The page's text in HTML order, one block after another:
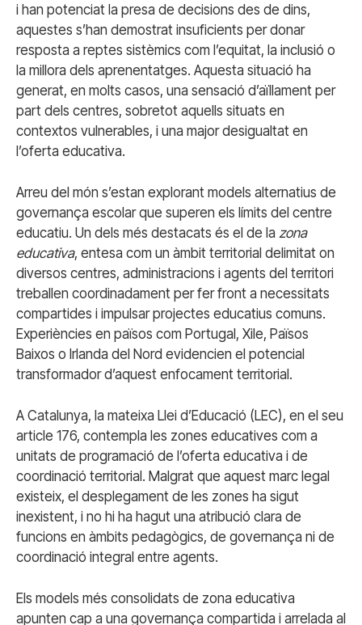
i han potenciat la presa de decisions des de dins,
aquestes s’han demostrat insuficients per donar
resposta a reptes sistèmics com l’equitat, la inclusió o
la millora dels aprenentatges. Aquesta situació ha
generat, en molts casos, una sensació d’aïllament per
part dels centres, sobretot aquells situats en
contextos vulnerables, i una major desigualtat en
l’oferta educativa.
Arreu del món s’estan explorant models alternatius de
governança escolar que superen els límits del centre
educatiu. Un dels més destacats és el de la zona
educativa, entesa com un àmbit territorial delimitat on
diversos centres, administracions i agents del territori
treballen coordinadament per fer front a necessitats
compartides i impulsar projectes educatius comuns.
Experiències en països com Portugal, Xile, Països
Baixos o Irlanda del Nord evidencien el potencial
transformador d’aquest enfocament territorial.
A Catalunya, la mateixa Llei d’Educació (LEC), en el seu
article 176, contempla les zones educatives com a
unitats de programació de l’oferta educativa i de
coordinació territorial. Malgrat que aquest marc legal
existeix, el desplegament de les zones ha sigut
inexistent, i no hi ha hagut una atribució clara de
funcions en àmbits pedagògics, de governança ni de
coordinació integral entre agents.
Els models més consolidats de zona educativa
apunten cap a una governança compartida i arrelada al